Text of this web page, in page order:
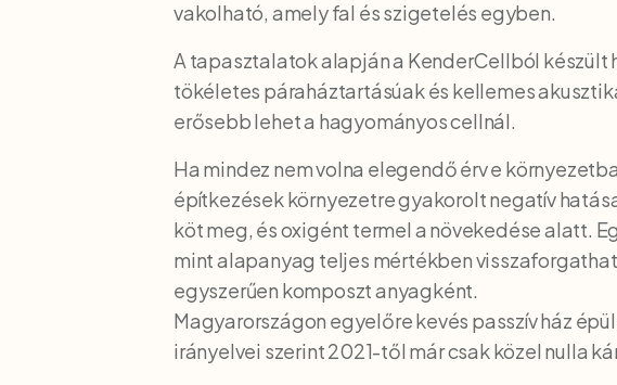
vakolható, amely fal és szigetelés egyben.
A tapasztalatok alapján a KenderCellból készült
tökéletes páraháztartásúak és kellemes
erősebb lehet a hagyományos cellnál.
Ha mindez nem volna elegendő érv e
építkezések környezetre gyakorolt negatív
köt meg, és oxigént termel a növekedése alatt.
mint alapanyag teljes mértékben
egyszerűen komposzt anyagként.
Magyarországon egyelőre kevés passzív ház
irányelvei szerint 2021-től már csak közel nulla